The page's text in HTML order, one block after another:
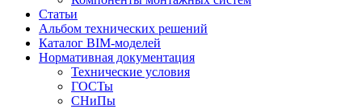
Статьи
Альбом технических решений
Каталог BIM-моделей
Нормативная документация
Технические условия
ГОСТы
СНиПы